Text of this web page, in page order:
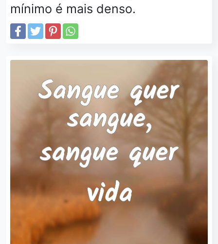
mínimo é mais denso.